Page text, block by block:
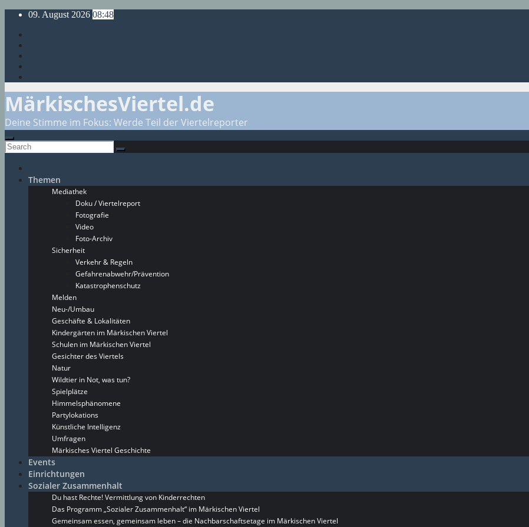
Skip
content
09. August 2026 08:48
MärkischesViertel.de
Deine Stimme im Fokus: Werde Teil der Viertelreporter
Themen
Mediathek
Doku / Viertelreport
Fotografie
Video
Foto-Archiv
Sicherheit
Verkehr & Regeln
Gefahrenabwehr/Prävention
Katastrophenschutz
Melden
Neu-/Umbau
Geschäfte & Lokalitäten
Kindergärten im Märkischen Viertel
Schulen im Märkischen Viertel
Gesichter des Viertels
Natur
Wildtier in Not, was tun?
Spielplätze
Himmelsphänomene
Partylokations
Künstliche Intelligenz
Umfragen
Märkisches Viertel Geschichte
Events
Einrichtungen
Sozialer Zusammenhalt
Du hast Rechte! Vermittlung von Kinderrechten
Das Programm „Sozialer Zusammenhalt“ im Märkischen Viertel
Gemeinsam essen, gemeinsam leben – die Nachbarschaftsetage im Märkischen Viertel